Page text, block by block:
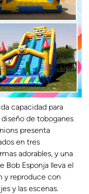
capacidad para
de toboganes
presenta
en tres
adorables, y una
Bob Esponja lleva el
y reproduce con
y las escenas.